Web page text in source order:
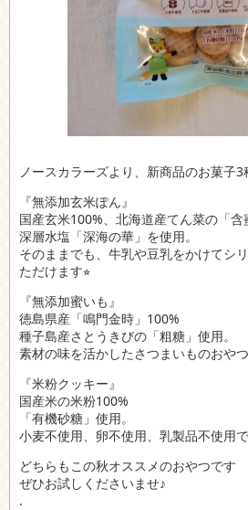
ノースカラーズより、新商品のお菓子3
『無添加玄米ぽん』
国産玄米100%、北海道産てん菜の「
深層水塩「深海の華」を使用。
そのままでも、牛乳や豆乳をかけてシ
ただけます⭐︎
『無添加蜜いも』
徳島県産「鳴門金時」100%
種子島産さとうきびの「粗糖」使用。
素材の味を活かしたさつまいものおや
『米粉クッキー』
国産米の米粉100%
「有機砂糖」使用。
小麦不使用、卵不使用、乳製品不使用
どちらもこの秋オススメのおやつです
ぜひお試しくださいませ♪
.